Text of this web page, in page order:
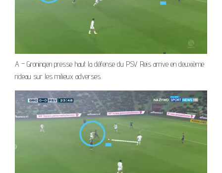
A – Groningen presse haut la défense du PSV. Reis arrive en deuxième
rideau sur les milieux adverses.